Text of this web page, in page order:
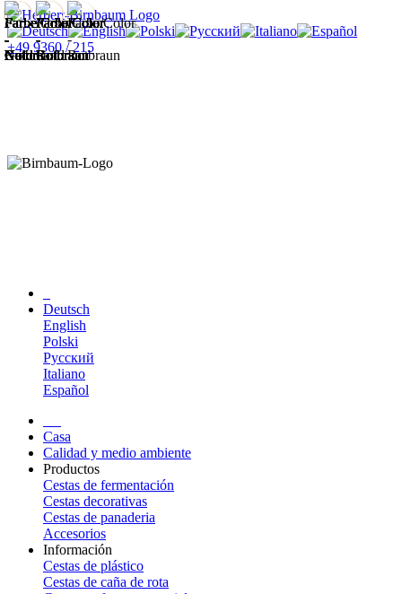
+49 9360 / 215
Deutsch
English
Polski
Русский
Italiano
Español
Casa
Calidad y medio ambiente
Productos
Cestas de fermentación
Cestas decorativas
Cestas de panaderia
Accesorios
Información
Cestas de plástico
Cestas de caña de rota